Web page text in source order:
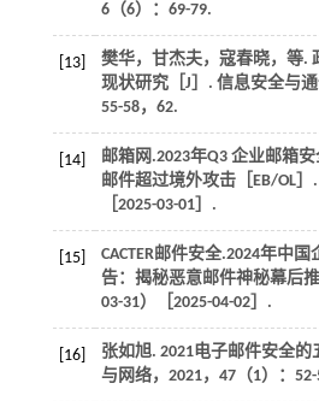
6（6）：69-79.
[13] 樊华，甘杰夫，寇春晓， 等.
现状研究［J］. 信息安全与
55-58，62.
[14] 邮箱网.2023年Q3 企业邮箱
邮件超过境外攻击［EB/OL］.
［2025-03-01］.
[15]
CACTER邮件安全.2024年中
告：揭秘恶意邮件神秘幕后
03-31）［2025-04-02］.
[16] 张如旭. 2021电子邮件安全的
与网络， 2021， 47（1）：52-